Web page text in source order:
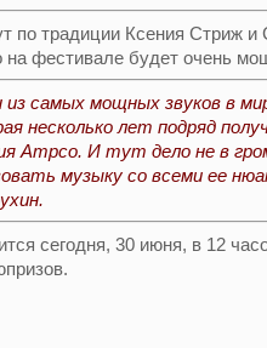
по традиции Ксения Стриж и
на фестивале будет очень
самых мощных звуков в
несколько лет подряд
Ampco. И тут дело не в
музыку со всеми ее
сегодня, 30 июня, в 12